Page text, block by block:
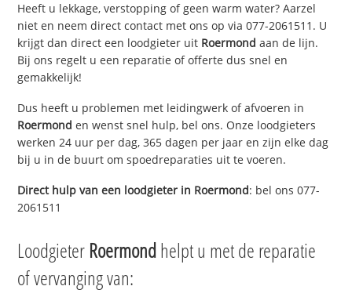
Heeft u lekkage, verstopping of geen warm water? Aarzel
niet en neem direct contact met ons op via 077-2061511. U
krijgt dan direct een loodgieter uit Roermond aan de lijn.
Bij ons regelt u een reparatie of offerte dus snel en
gemakkelijk!
Dus heeft u problemen met leidingwerk of afvoeren in
Roermond en wenst snel hulp, bel ons. Onze loodgieters
werken 24 uur per dag, 365 dagen per jaar en zijn elke dag
bij u in de buurt om spoedreparaties uit te voeren.
Direct hulp van een loodgieter in Roermond: bel ons 077-
2061511
Loodgieter Roermondhelpt u met de reparatie
of vervanging van: